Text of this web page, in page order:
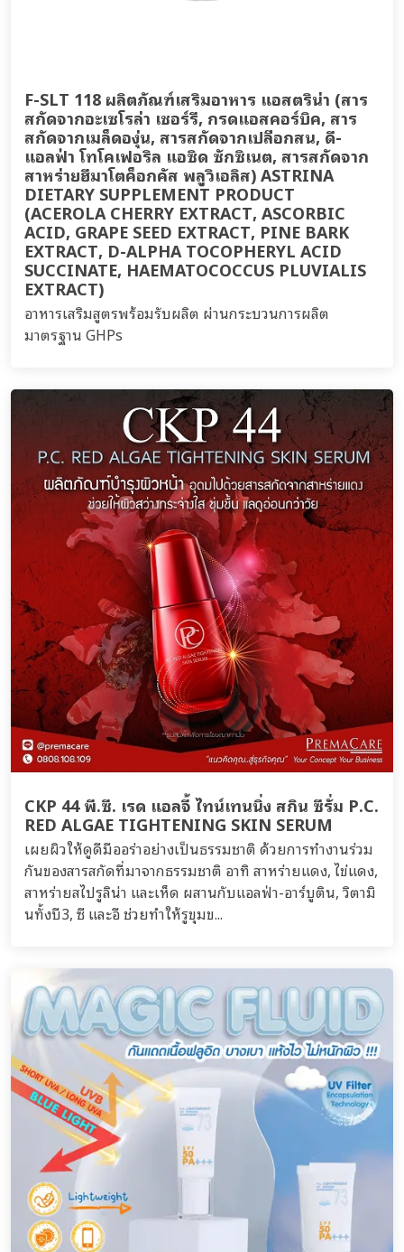
F-SLT 118 ผลิตภัณฑ์เสริมอาหาร แอสตริน่า (สาร
สกัดจากอะเซโรล่า เชอร์รี, กรดแอสคอร์บิค, สาร
สกัดจากเมล็ดองุ่น, สารสกัดจากเปลือกสน, ดี-
แอลฟ่า โทโคเฟอริล แอซิด ซักซิเนต, สารสกัดจาก
สาหร่ายฮีมาโตค็อกคัส พลูวิเอลิส) ASTRINA
DIETARY SUPPLEMENT PRODUCT
(ACEROLA CHERRY EXTRACT, ASCORBIC
ACID, GRAPE SEED EXTRACT, PINE BARK
EXTRACT, D-ALPHA TOCOPHERYL ACID
SUCCINATE, HAEMATOCOCCUS PLUVIALIS
EXTRACT)
อาหารเสริมสูตรพร้อมรับผลิต ผ่านกระบวนการผลิต
มาตรฐาน GHPs
CKP 44 พี.ซี. เรด แอลจี้ ไทน์เทนนิ่ง สกิน ซีรั่ม P.C.
RED ALGAE TIGHTENING SKIN SERUM
เผยผิวให้ดูดีมีออร่าอย่างเป็นธรรมชาติ ด้วยการทำงานร่วม
กันของสารสกัดที่มาจากธรรมชาติ อาทิ สาหร่ายแดง, ไข่แดง,
สาหร่ายสไปรูลิน่า และเห็ด ผสานกับแอลฟ่า-อาร์บูติน, วิตามิ
นทั้งบี3, ซี และอี ช่วยทำให้รูขุมข...